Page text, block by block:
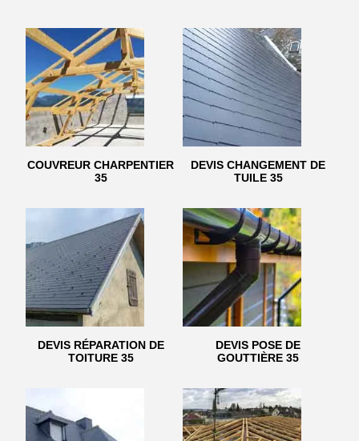
COUVREUR CHARPENTIER
35
DEVIS CHANGEMENT DE
TUILE 35
DEVIS RÉPARATION DE
TOITURE 35
DEVIS POSE DE
GOUTTIÈRE 35